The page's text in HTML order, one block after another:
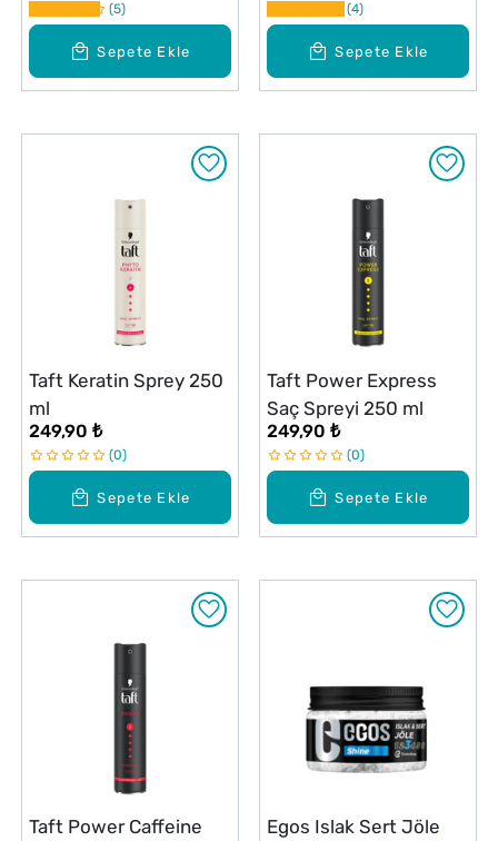
Sepete Ekle
5
Sepete Ekle
4
Sepete Ekle
Taft Keratin Sprey 250
ml
249,90 ₺
0
Sepete Ekle
Taft Power Express
Saç Spreyi 250 ml
249,90 ₺
0
Taft Power Caffeine Egos Islak Sert Jöle